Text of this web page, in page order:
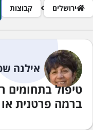
פרורי לחם
ירושלים קבוצות
אילנה
טיפול בתחומים
ברמה פרטנית